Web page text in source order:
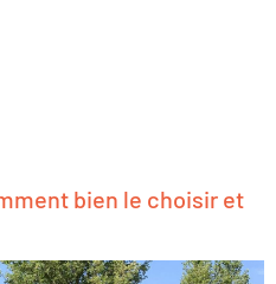
bien le choisir et